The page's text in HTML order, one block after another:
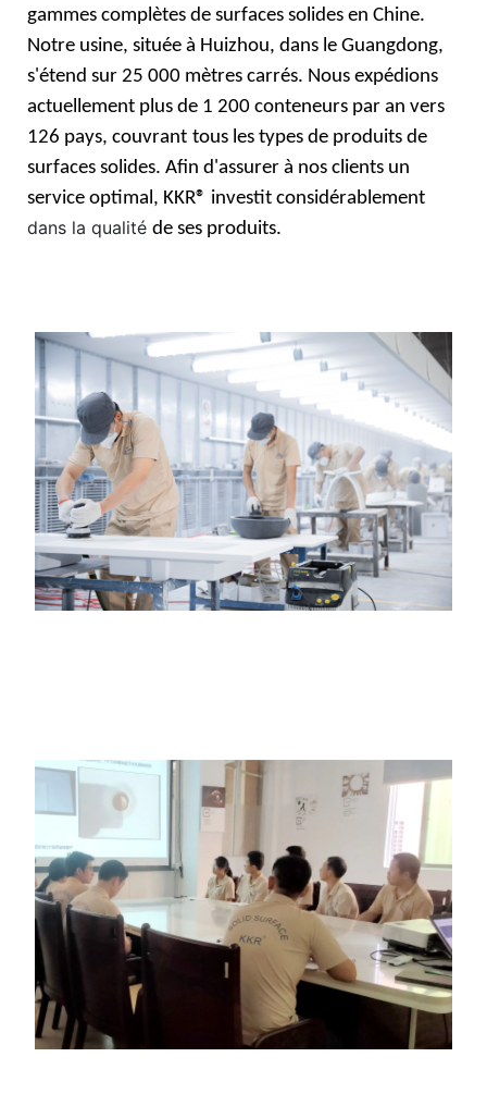
gammes complètes de surfaces solides en Chine.
Notre usine, située à Huizhou, dans le Guangdong,
s'étend sur 25 000 mètres carrés. Nous expédions
actuellement plus de 1 200 conteneurs par an vers
126 pays, couvrant tous les types de produits de
surfaces solides. Afin d'assurer à nos clients un
service optimal, KKR® investit considérablement
dans la qualité de ses produits.